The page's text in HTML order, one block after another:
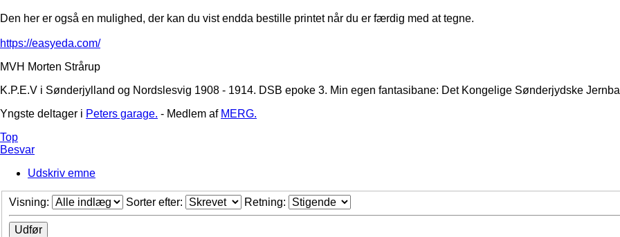
Den her er også en mulighed, der kan du vist endda bestille printet når du er færdig med at tegne.
https://easyeda.com/
MVH Morten Strårup
K.P.E.V i Sønderjylland og Nordslesvig 1908 - 1914. DSB epoke 3. Min egen fantasibane: Det Kongelige Sønderjydske
Yngste deltager i Peters garage. - Medlem af MERG.
Top
Besvar
Udskriv emne
Visning: Sorter efter: Retning: